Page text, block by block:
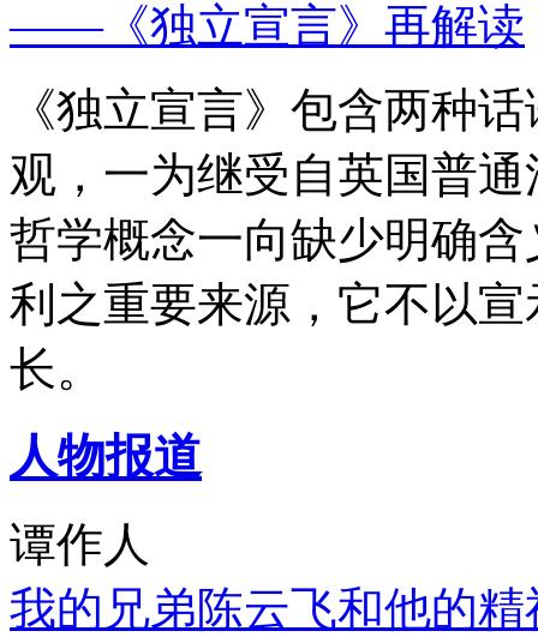
——《独立宣言》再解读
《独立宣言》包含两种
观，一为继受自英国普
哲学概念一向缺少明确
利之重要来源，它不以
长。
人物报道
谭作人
我的兄弟陈云飞和他的